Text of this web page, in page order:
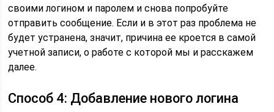
своими логином и паролем и снова попробуйте
отправить сообщение. Если и в этот раз проблема не
будет устранена, значит, причина ее кроется в самой
учетной записи, о работе с которой мы и расскажем
далее.
Способ 4: Добавление нового логина